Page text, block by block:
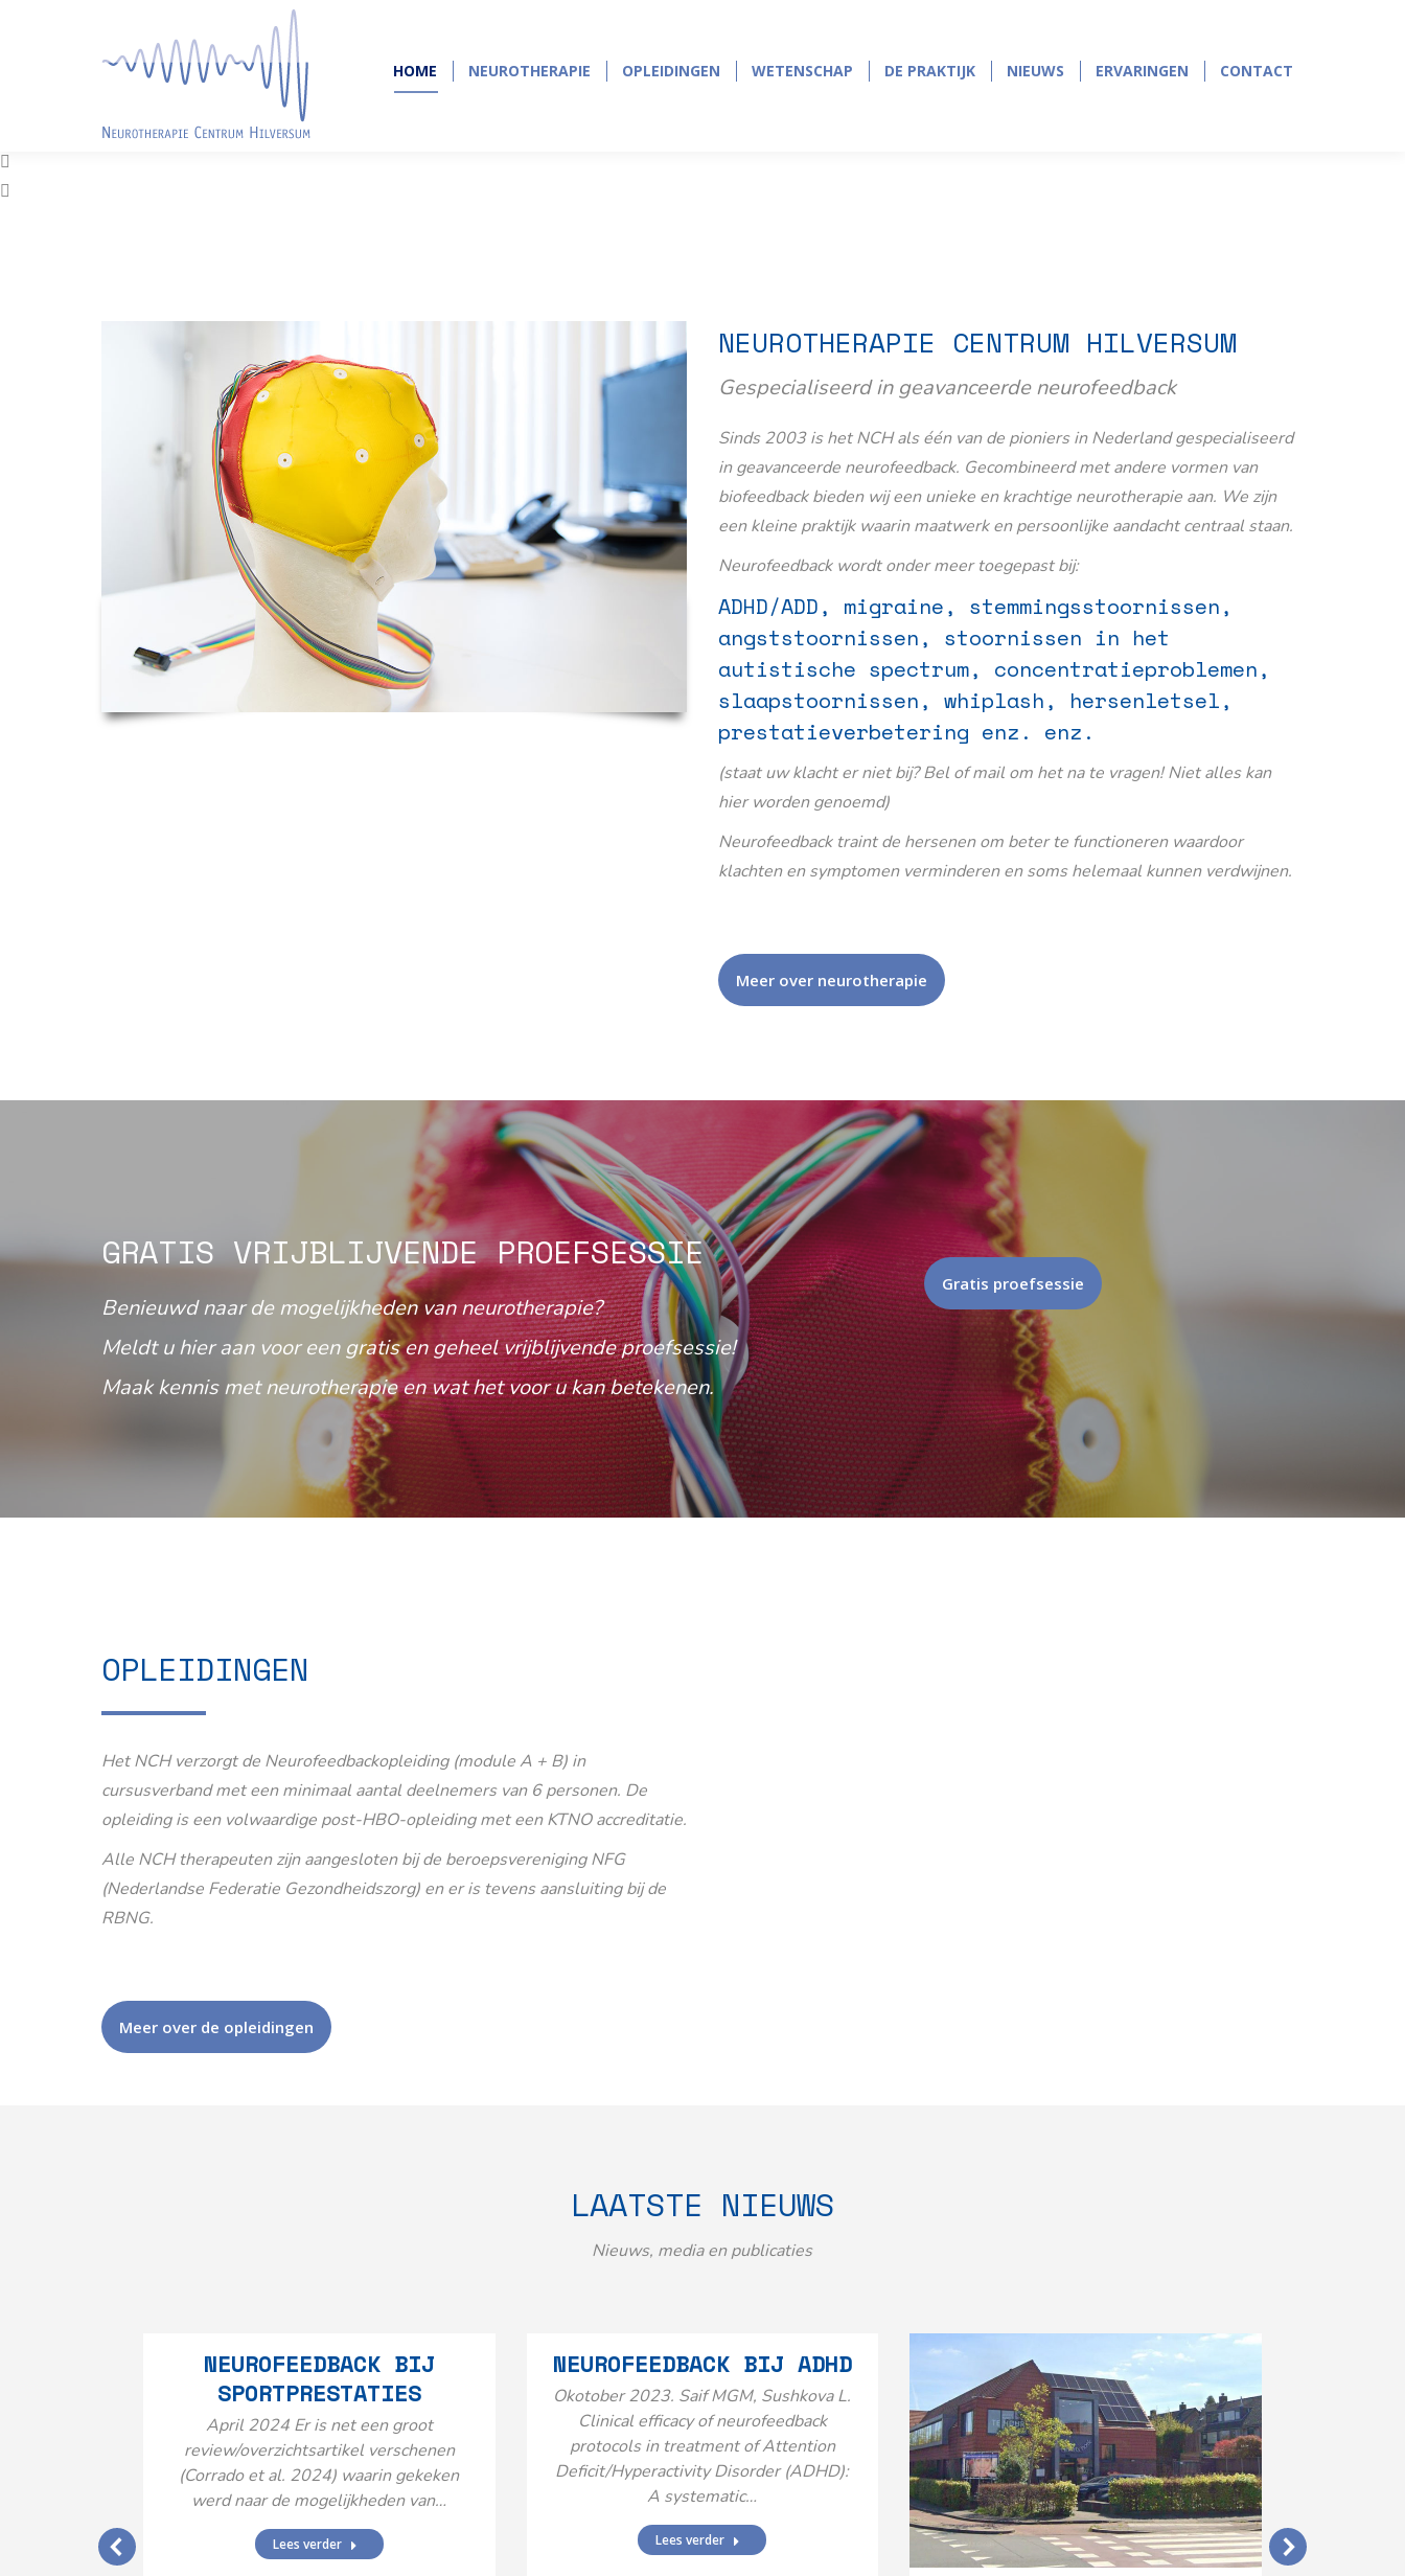
in
in
HOME NEUROTHERAPIE OPLEIDINGEN WETENSCHAP DE PRAKTIJK NIEUWS ERVARINGEN CONTACT
NEUROTHERAPIE CENTRUM HILVERSUM
Gespecialiseerd in geavanceerde neurofeedback
Sinds 2003 is het NCH als één van de pioniers in Nederland gespecialiseerd
in geavanceerde neurofeedback. Gecombineerd met andere vormen van
biofeedback bieden wij een unieke en krachtige neurotherapie aan. We zijn
een kleine praktijk waarin maatwerk en persoonlijke aandacht centraal staan.
Neurofeedback wordt onder meer toegepast bij:
ADHD/ADD, migraine, stemmingsstoornissen,
angststoornissen, stoornissen in het
autistische spectrum, concentratieproblemen,
slaapstoornissen, whiplash, hersenletsel,
prestatieverbetering enz. enz.
(staat uw klacht er niet bij? Bel of mail om het na te vragen! Niet alles kan
hier worden genoemd)
Neurofeedback traint de hersenen om beter te functioneren waardoor
klachten en symptomen verminderen en soms helemaal kunnen verdwijnen.
Meer over neurotherapie
GRATIS VRIJBLIJVENDE PROEFSESSIE
Benieuwd naar de mogelijkheden van neurotherapie?
Meldt u hier aan voor een gratis en geheel vrijblijvende proefsessie!
Maak kennis met neurotherapie en wat het voor u kan betekenen.
Gratis proefsessie
OPLEIDINGEN
Het NCH verzorgt de Neurofeedbackopleiding (module A + B) in
cursusverband met een minimaal aantal deelnemers van 6 personen. De
opleiding is een volwaardige post-HBO-opleiding met een KTNO accreditatie.
Alle NCH therapeuten zijn aangesloten bij de beroepsvereniging NFG
(Nederlandse Federatie Gezondheidszorg) en er is tevens aansluiting bij de
RBNG.
Meer over de opleidingen
LAATSTE NIEUWS
Nieuws, media en publicaties
NEUROFEEDBACK BIJ
SPORTPRESTATIES
April 2024 Er is net een groot
review/overzichtsartikel verschenen
(Corrado et al. 2024) waarin gekeken
werd naar de mogelijkheden van…
Lees verder
NEUROFEEDBACK BIJ ADHD
Okotober 2023. Saif MGM, Sushkova L.
Clinical efficacy of neurofeedback
protocols in treatment of Attention
Deficit/Hyperactivity Disorder (ADHD):
A systematic…
Lees verder
HOME NEUROTHERAPIE OPLEIDINGEN WETENSCHAP DE PRAKTIJK NIEUWS ERVARINGEN CONTACT